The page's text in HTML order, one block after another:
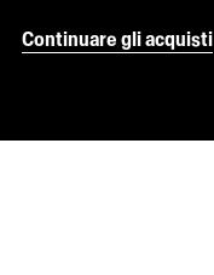
Continuare gli acquisti